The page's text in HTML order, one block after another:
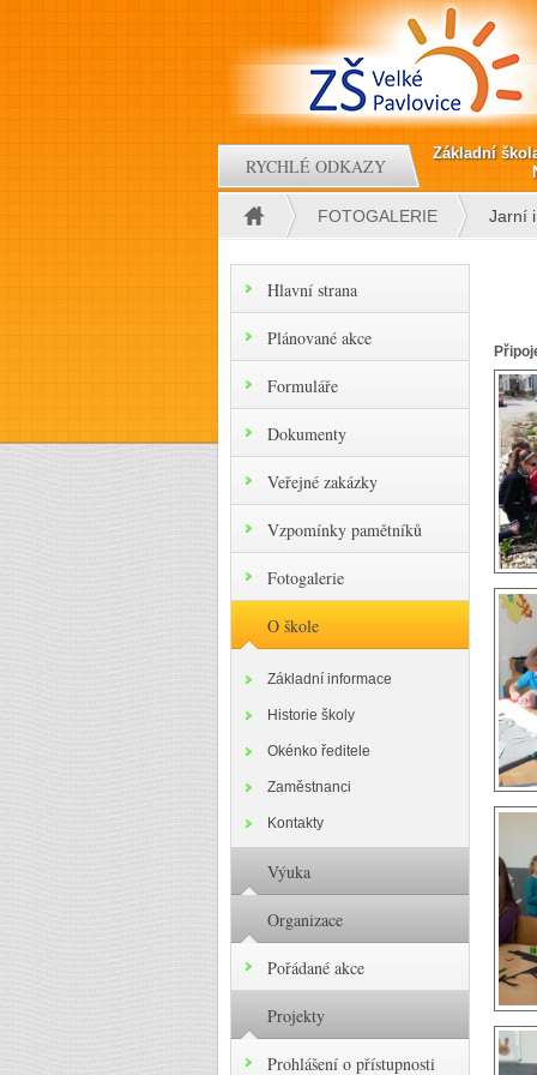
RYCHLÉ ODKAZY
Základní
Jste zde FOTOGALERIE Jarní
Hlavní strana
Plánované akce
Formuláře
Dokumenty
Veřejné zakázky
Vzpomínky pamětníků
Fotogalerie
O škole
Základní informace
Historie školy
Okénko ředitele
Zaměstnanci
Kontakty
Výuka
Organizace
Pořádané akce
Projekty
Prohlášení o přístupnosti